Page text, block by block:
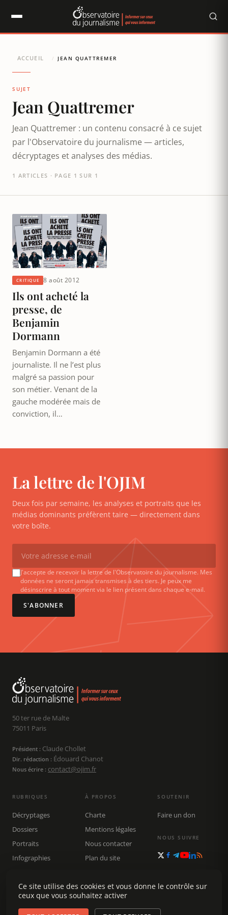
ACCUEIL / JEAN QUATTREMER
SUJET
Jean Quattremer
Jean Quattremer : un contenu consacré à ce sujet
par l'Observatoire du journalisme — articles,
décryptages et analyses des médias.
1 ARTICLES · PAGE 1 SUR 1
CRITIQUE 8 août 2012
Ils ont acheté la
presse, de
Benjamin
Dormann
Benjamin Dormann a été
journaliste. Il ne l’est plus
malgré sa passion pour
son métier. Venant de la
gauche modérée mais de
conviction, il…
La lettre de l'OJIM
Deux fois par semaine, les analyses et portraits que les
médias dominants préfèrent taire — directement dans
votre boîte.
J'accepte de recevoir la lettre de l'Observatoire du journalisme. Mes
données ne seront jamais transmises à des tiers. Je peux me
désinscrire à tout moment via le lien présent dans chaque e-mail.
S'ABONNER
50 ter rue de Malte
75011 Paris
Président : Claude Chollet
Dir. rédaction : Édouard Chanot
Nous écrire : contact@ojim.fr
RUBRIQUES
Décryptages
Dossiers
Portraits
Infographies
Rechercher
À PROPOS
Charte
Mentions légales
Nous contacter
Plan du site
SOUTENIR
Faire un don
NOUS SUIVRE
Panneau de gestion des cookies
Ce site utilise des cookies et vous donne le contrôle sur
ceux que vous souhaitez activer